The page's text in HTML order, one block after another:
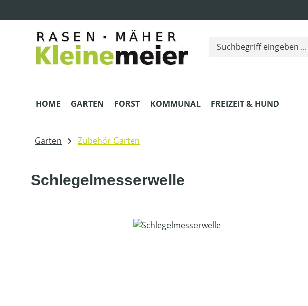
HOME GARTEN FORST KOMMUNAL FREIZEIT & HUND
Garten Zubehör Garten
Schlegelmesserwelle